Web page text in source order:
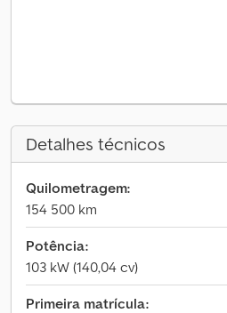
Detalhes técnicos
Quilometragem:
154 500 km
Potência:
103 kW (140,04 cv)
Primeira matrícula: